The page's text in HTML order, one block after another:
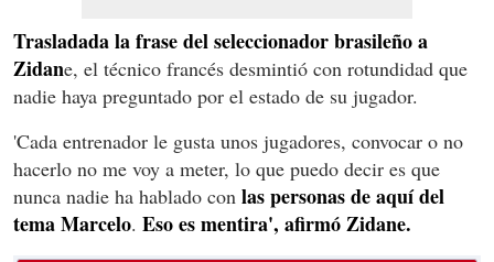
Trasladada la frase del seleccionador brasileño a
Zidane, el técnico francés desmintió con rotundidad que
nadie haya preguntado por el estado de su jugador.
'Cada entrenador le gusta unos jugadores, convocar o no
hacerlo no me voy a meter, lo que puedo decir es que
nunca nadie ha hablado con las personas de aquí del
tema Marcelo. Eso es mentira', afirmó Zidane.